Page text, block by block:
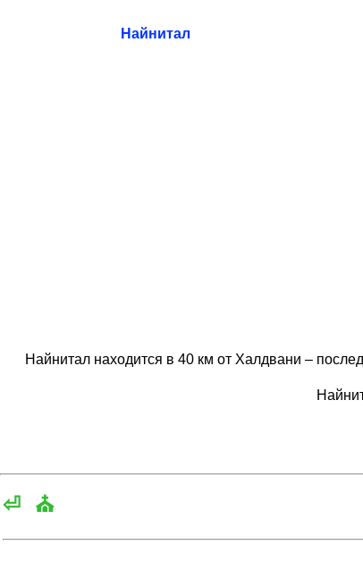
Найнитал
Найнитал находится в 40 км от Халдвани –
⏎ ⛪